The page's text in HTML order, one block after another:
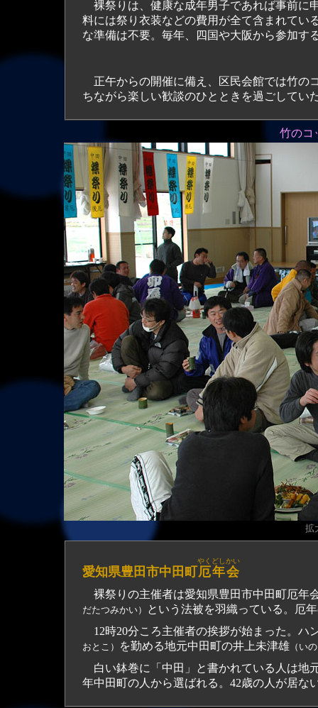
裸祭りは、健康な成年男子であれば事前に
料には祭り衣装などの費用が全て含まれてい
な準備は不要。毎年、四国や大阪から参加す
正午からの開催に備え、区民会館では竹の
ちながら楽しい歓談のひとときを過ごしてい
竹のコ
拡大写
愛知県豊田市中田町 厄年会
やくどしかい
裸祭りの主催者は愛知県豊田市中田町厄年
だたつみかい）
という法被を羽織っている。厄
12時20分ころ主催者の挨拶が始まった。ハ
おとこ） を勤める地元中田町の井上未津雄（い
白い鉢巻に「中田」と書かれている人は地
年中田町の人から選ばれる。42歳の人が居な